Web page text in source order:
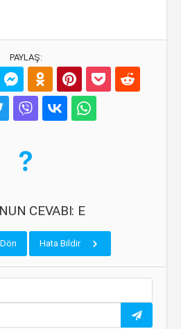
PAYLAŞ:
CEVABI: E
Hata Bildir